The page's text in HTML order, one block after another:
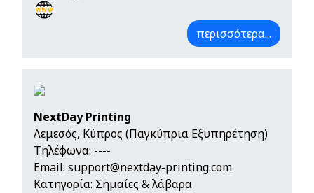
περισσότερα...
NextDay Printing
Λεμεσός, Κύπρος (Παγκύπρια Εξυπηρέτηση)
Τηλέφωνα: ----
Email: support@nextday-printing.com
Κατηγορία: Σημαίες & λάβαρα